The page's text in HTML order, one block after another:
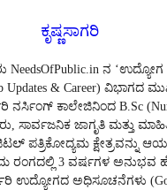
ಕೃಷ್ಣಸಾಗರಿ
NeedsOfPublic.in ನ ‘ಉದ್ಯೋಗ
& Career) ವಿಭಾಗದ
ನರ್ಸಿಂಗ್ ಕಾಲೇಜಿನಿಂದ B.Sc
ಸಾರ್ವಜನಿಕ ಜಾಗೃತಿ ಮತ್ತು
ಪತ್ರಿಕೋದ್ಯಮ ಕ್ಷೇತ್ರವನ್ನು
ರಂಗದಲ್ಲಿ 3 ವರ್ಷಗಳ ಅನುಭವ
ಉದ್ಯೋಗದ ಅಧಿಸೂಚನೆಗಳು